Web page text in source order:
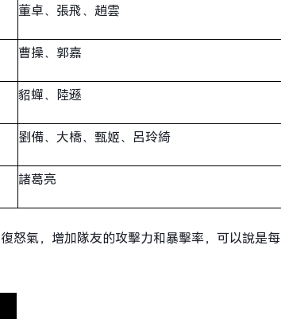
董卓、張飛、趙雲
曹操、郭嘉
貂蟬、陸遜
劉備、大橋、甄姬、呂玲綺
諸葛亮
怒氣，增加隊友的攻擊力和暴擊率，可以說是每